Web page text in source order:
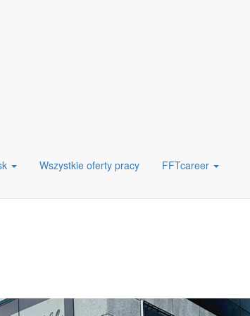
Wszystkie oferty pracy FFTcareer
GmbH, który to od kilkudziesięciu
dziś 2800 stałych pracowników oraz posiada
a w Katowicach od 2018.
w branży motoryzacyjnej oraz firmami
innymi: Daimler, BMW, VW-Group, Volvo, Honda,
JC Systems, Miele, Wooshin czy Airbus.